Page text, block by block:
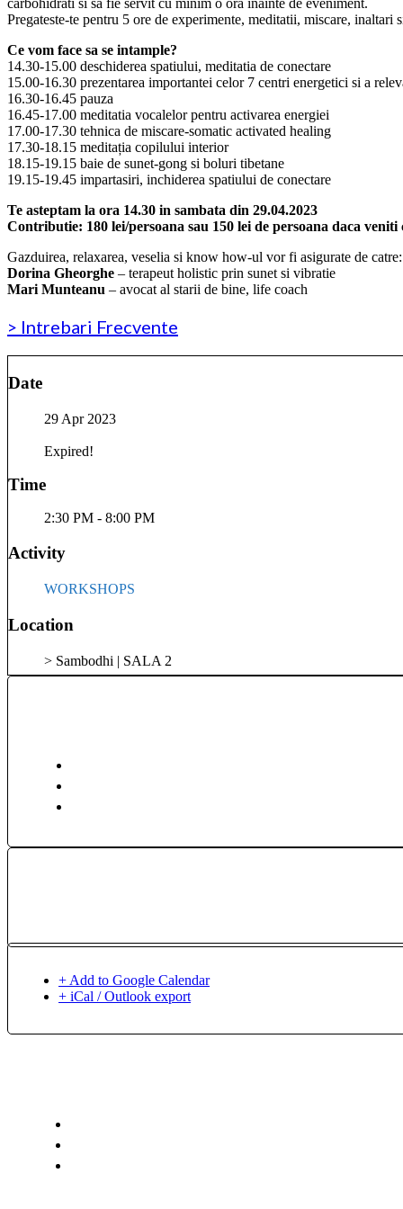
carbohidrati si sa fie servit cu minim o ora inainte de eveniment.
Pregateste-te pentru 5 ore de experimente, meditatii, miscare,
Ce vom face sa se intample?
14.30-15.00 deschiderea spatiului, meditatia de conectare
15.00-16.30 prezentarea importantei celor 7 centri energetici si a
16.30-16.45 pauza
16.45-17.00 meditatia vocalelor pentru activarea energiei
17.00-17.30 tehnica de miscare-somatic activated healing
17.30-18.15 meditația copilului interior
18.15-19.15 baie de sunet-gong si boluri tibetane
19.15-19.45 impartasiri, inchiderea spatiului de conectare
Te asteptam la ora 14.30 in sambata din 29.04.2023
Contributie: 180 lei/persoana sau 150 lei de persoana daca
Gazduirea, relaxarea, veselia si know how-ul vor fi asigurate de catre:
Dorina Gheorghe – terapeut holistic prin sunet si vibratie
Mari Munteanu – avocat al starii de bine, life coach
> Intrebari Frecvente
Date
29 Apr 2023
Expired!
Time
2:30 PM - 8:00 PM
Activity
WORKSHOPS
Location
> Sambodhi | SALA 2
+ Add to Google Calendar
+ iCal / Outlook export